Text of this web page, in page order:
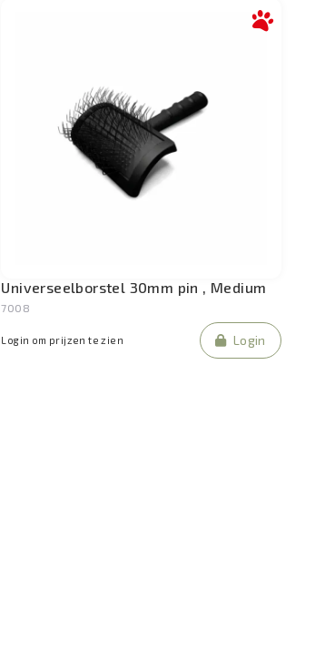
Universeelborstel 30mm pin , Medium
7008
Login om prijzen te zien Login